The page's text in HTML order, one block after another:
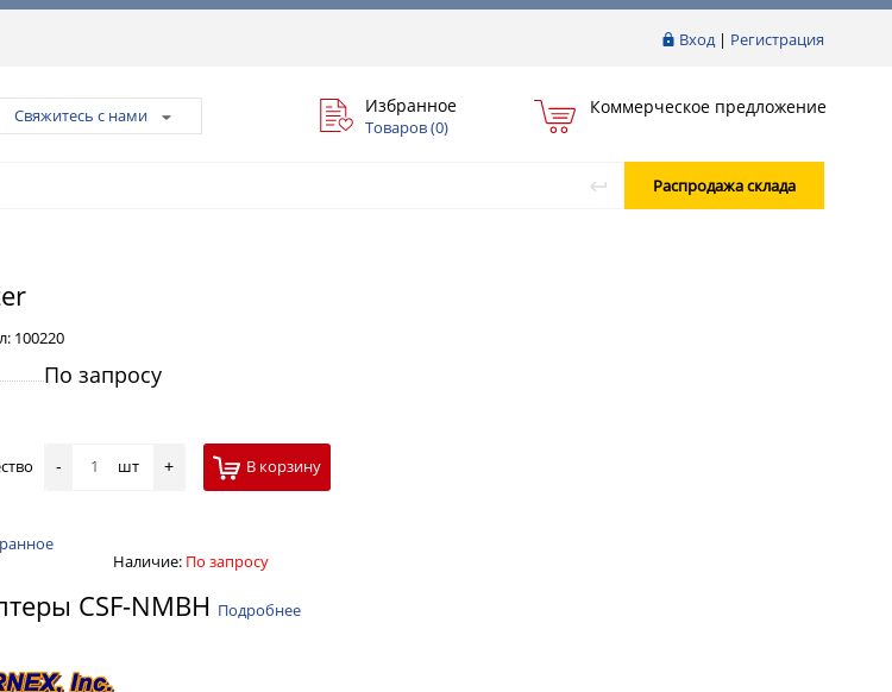
Вход| Регистрация
Свяжитесь с нами Избранное
Товаров (0)
Коммерческое предложение
Распродажа склада
100220
По запросу
- шт + В корзину
Наличие: По запросу
CSF-NMBH Подробнее